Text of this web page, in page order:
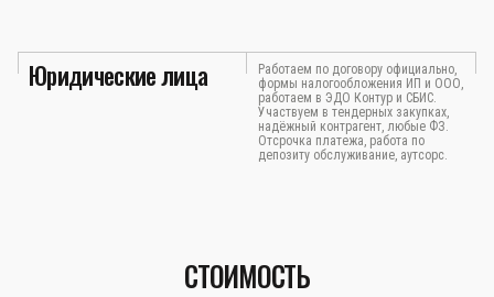
Юридические лица
Работаем по договору официально,
формы налогообложения ИП и ООО,
работаем в ЭДО Контур и СБИС.
Участвуем в тендерных закупках,
надёжный контрагент, любые ФЗ.
Отсрочка платежа, работа по
депозиту обслуживание, аутсорс.
СТОИМОСТЬ